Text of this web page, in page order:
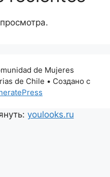
de Mujeres
de Chile • Создано с
youlooks.ru